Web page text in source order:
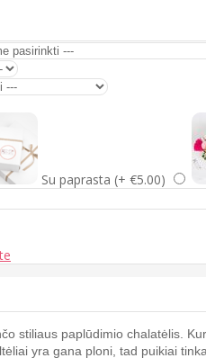
Su paprasta (+ €5.00)
stiliaus paplūdimio chalatėlis.
yra gana ploni, tad puikiai